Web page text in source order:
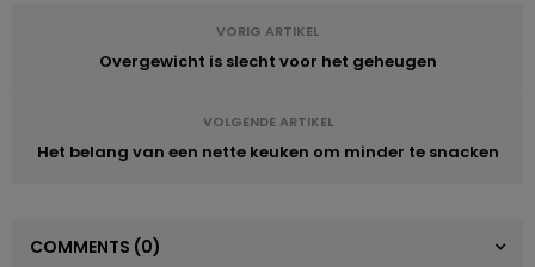
VORIG ARTIKEL
Overgewicht is slecht voor het geheugen
VOLGENDE ARTIKEL
Het belang van een nette keuken om minder te snacken
COMMENTS (0)